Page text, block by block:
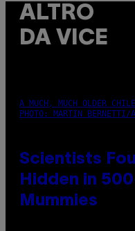
ALTRO
DA VICE
A MUCH, MUCH OLDER
PHOTO: MARTIN
Scientists
Hidden in
Mummies